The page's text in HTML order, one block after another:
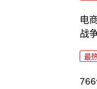
电
战
最